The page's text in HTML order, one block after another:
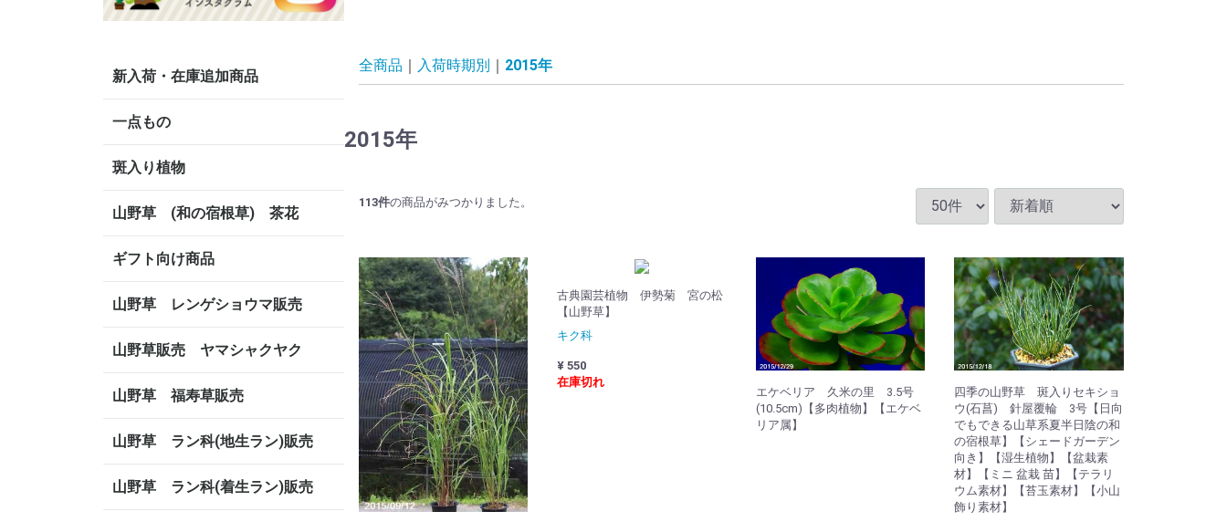
新入荷・在庫追加商品
一点もの
斑入り植物
山野草 (和の宿根草) 茶花
ギフト向け商品
山野草 レンゲショウマ販売
山野草販売 ヤマシャクヤク
山野草 福寿草販売
山野草 ラン科(地生ラン)販売
山野草 ラン科(着生ラン)販売
全商品 入荷時期別 2015年
2015年
113件の商品がみつかりました。
古典園芸植物 伊勢菊 宮の松
【山野草】
キク科
¥ 550
在庫切れ
エケベリア 久米の里 3.5号
(10.5cm)【多肉植物】【エケベ
リア属】
四季の山野草 斑入りセキショ
ウ(石菖) 針屋覆輪 3号【日向
でもできる山草系夏半日陰の和
の宿根草】【シェードガーデン
向き】【湿生植物】【盆栽素
材】【ミニ 盆栽 苗】【テラリ
ウム素材】【苔玉素材】【小山
飾り素材】